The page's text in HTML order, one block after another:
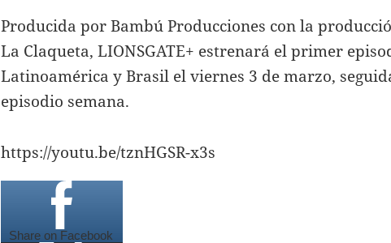
Producida por Bambú Producciones con la
La Claqueta, LIONSGATE+ estrenará el primer
Latinoamérica y Brasil el viernes 3 de marzo,
episodio semana.
https://youtu.be/tznHGSR-x3s
Share on Facebook